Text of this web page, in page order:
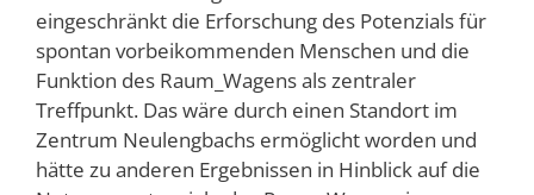
eingeschränkt die Erforschung des Potenzials für
spontan vorbeikommenden Menschen und die
Funktion des Raum_Wagens als zentraler
Treffpunkt. Das wäre durch einen Standort im
Zentrum Neulengbachs ermöglicht worden und
hätte zu anderen Ergebnissen in Hinblick auf die